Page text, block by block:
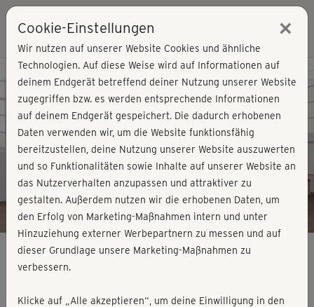
Play
Video
Kursvorschau - Jetzt mitmachen!
Box & Burn mit Raffael und Amira
Cookie-Einstellungen ×
Wir nutzen auf unserer Website Cookies und ähnliche
Technologien. Auf diese Weise wird auf Informationen auf
deinem Endgerät betreffend deiner Nutzung unserer Website
zugegriffen bzw. es werden entsprechende Informationen
auf deinem Endgerät gespeichert. Die dadurch erhobenen
Daten verwenden wir, um die Website funktionsfähig
bereitzustellen, deine Nutzung unserer Website auszuwerten
und so Funktionalitäten sowie Inhalte auf unserer Website an
das Nutzerverhalten anzupassen und attraktiver zu
gestalten. Außerdem nutzen wir die erhobenen Daten, um
den Erfolg von Marketing-Maßnahmen intern und unter
Hinzuziehung externer Werbepartnern zu messen und auf
dieser Grundlage unsere Marketing-Maßnahmen zu
verbessern.
Klicke auf „Alle akzeptieren“, um deine Einwilligung in den